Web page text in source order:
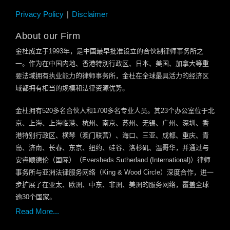
Privacy Policy Disclaimer
About our Firm
金杜成立于1993年，是中国最早批准设立的合伙制律师事务所之
一。作为在中国内地、香港特别行政区、日本、美国、加拿大等重
要法域拥有执业能力的律师事务所，金杜在全球最具活力的经济区
域都拥有相当的规模和法律资源优势。
金杜拥有520多名合伙人和 1700多名专业人员。其23个办公室位于北
京、上海、上海临港、杭州、南京、苏州、无锡、广州、深圳、香
港特别行政区、横琴（澳门联营）、海口、三亚、成都、重庆、青
岛、济南、长春、东京、纽约、硅谷、洛杉矶、温哥华，并通过与
安睿顺德伦（国际）（ Eversheds Sutherland (International)）律师
事务所与亚洲法律服务网络（ King & Wood Circle）深度合作，进一
步扩展了在亚太、欧洲、中东、非洲、美洲的服务网络，覆盖全球
逾30个国家。
Read More...